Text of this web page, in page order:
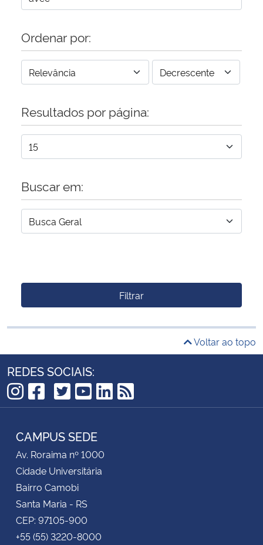
Ordenar por:
Resultados por página:
Buscar em:
Filtrar
Voltar ao topo
REDES SOCIAIS:
Instagram
Facebook
TikTok
Twitter
YouTube
LinkedIn
RSS
CAMPUS SEDE
Av. Roraima nº 1000
Cidade Universitária
Bairro Camobi
Santa Maria - RS
CEP: 97105-900
+55 (55) 3220-8000